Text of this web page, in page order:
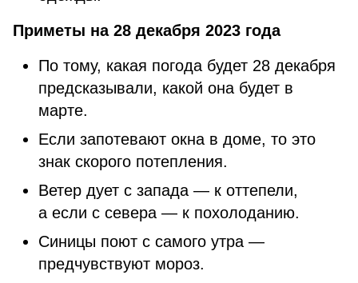
Приметы на 28 декабря 2023 года
По тому, какая погода будет 28 декабря
предсказывали, какой она будет в
марте.
Если запотевают окна в доме, то это
знак скорого потепления.
Ветер дует с запада — к оттепели,
а если с севера — к похолоданию.
Синицы поют с самого утра —
предчувствуют мороз.